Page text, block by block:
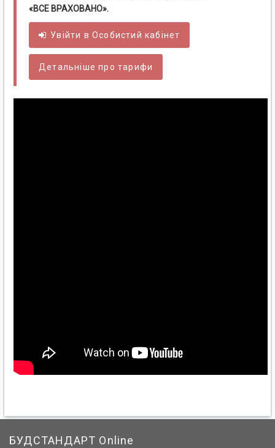
«ВСЕ ВРАХОВАНО».
Увійти вОсобистий кабінет
Детальніше про тарифи
БУДСТАНДАРТ Online